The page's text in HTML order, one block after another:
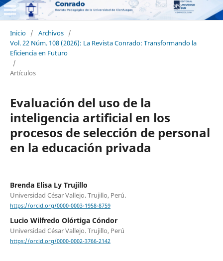
Inicio / Archivos /
Vol. 22 Núm. 108 (2026): La Revista Conrado: Transformando la
Eficiencia en Futuro
/
Artículos
Evaluación del uso de la
inteligencia artificial en los
procesos de selección de personal
en la educación privada
Brenda Elisa Ly Trujillo
Universidad César Vallejo. Trujillo, Perú.
https://orcid.org/0000-0003-1958-8759
Lucio Wilfredo Olórtiga Cóndor
Universidad César Vallejo. Trujillo, Perú
https://orcid.org/0000-0002-3766-2142